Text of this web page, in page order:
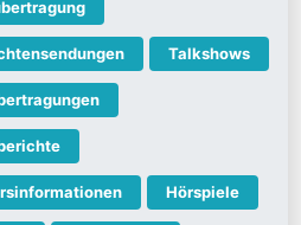
Talkshows
Hörspiele